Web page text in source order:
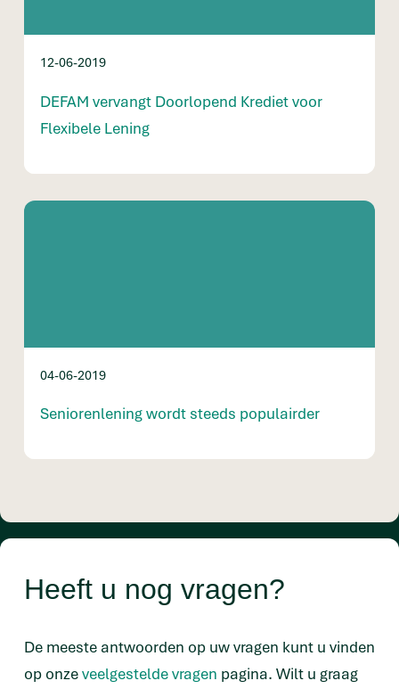
12-06-2019
DEFAM vervangt Doorlopend Krediet voor
Flexibele Lening
04-06-2019
Seniorenlening wordt steeds populairder
Heeft u nog vragen?
De meeste antwoorden op uw vragen kunt u vinden
op onzeveelgestelde vragen pagina. Wilt u graag